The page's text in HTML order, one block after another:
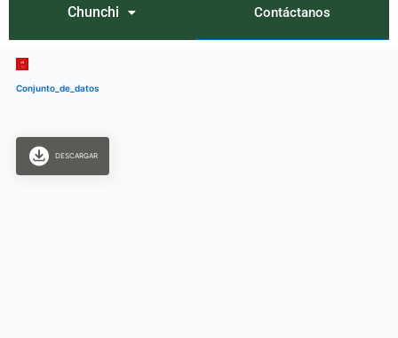
Chunchi Contáctanos
Conjunto_de_datos
DESCARGAR